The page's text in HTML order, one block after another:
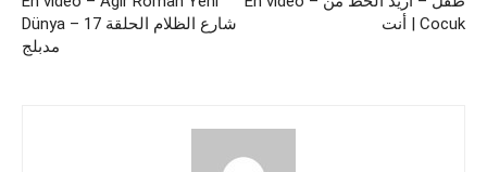
Dünya – شارع الظلام الحلقة 17
مدبلج
أنت | Cocuk